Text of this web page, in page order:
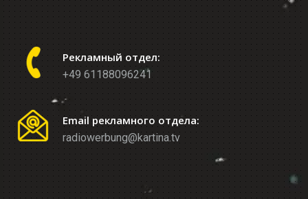
Рекламный отдел:
+49 61188096241
Email рекламного отдела:
radiowerbung@kartina.tv